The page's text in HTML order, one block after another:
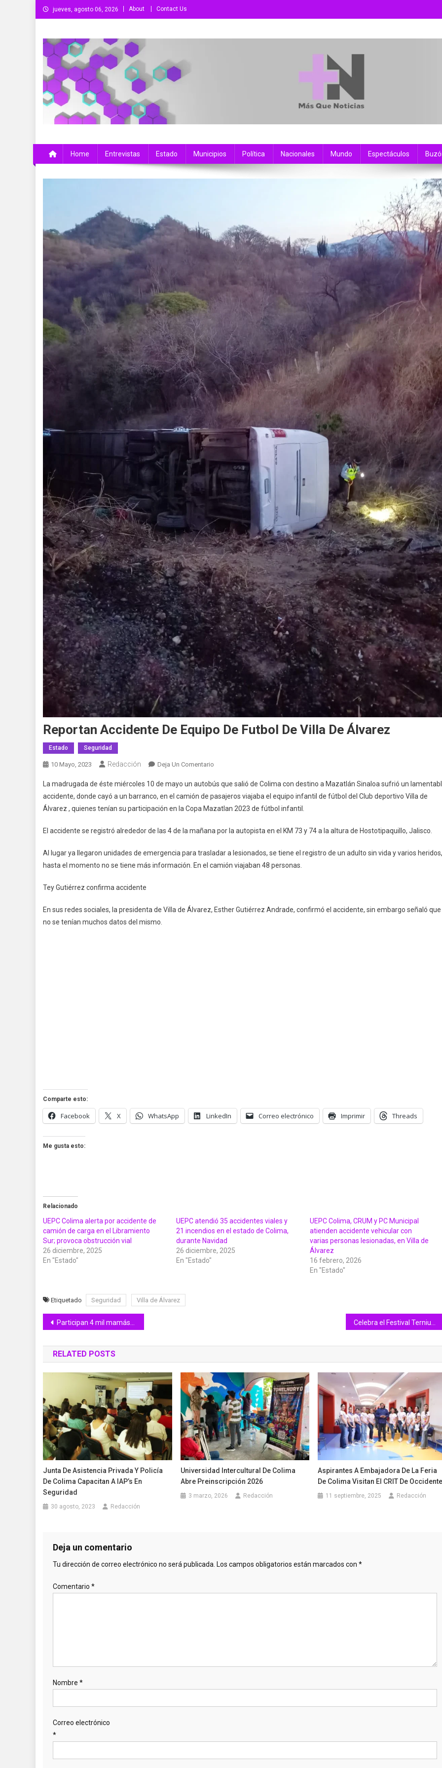
Saltar
al
jueves, agosto 06, 2026 About Contact Us
Home Entrevistas Estado Municipios Política Nacionales Mundo Espectáculos
Reportan Accidente De Equipo De Futbol De Villa De Álvarez
Estado Seguridad
10 Mayo, 2023 Redacción Deja Un Comentario
Accidente
De
Equipo
Futbol
Villa
De
La madrugada de éste miércoles 10 de mayo un autobús que salió de Colima con destino a Mazatlán Sinaloa sufrió un
accidente, donde cayó a un barranco, en el camión de pasajeros viajaba el equipo infantil de fútbol del Club deportivo Villa de
Álvarez , quienes tenían su participación en la Copa Mazatlan 2023 de fútbol infantil.
El accidente se registró alrededor de las 4 de la mañana por la autopista en el KM 73 y 74 a la altura de Hostotipaquillo, Jalisco.
Al lugar ya llegaron unidades de emergencia para trasladar a lesionados, se tiene el registro de un adulto sin vida y varios heridos,
hasta el momento no se tiene más información. En el camión viajaban 48 personas.
Tey Gutiérrez confirma accidente
En sus redes sociales, la presidenta de Villa de Álvarez, Esther Gutiérrez Andrade, confirmó el accidente, sin embargo señaló que
no se tenían muchos datos del mismo.
Comparte esto:
Facebook X WhatsApp LinkedIn Correo electrónico Imprimir Threads
Me gusta esto:
Relacionado
UEPC Colima alerta por accidente de
camión de carga en el Libramiento
Sur; provoca obstrucción vial
26 diciembre, 2025
En "Estado"
UEPC atendió 35 accidentes viales y
21 incendios en el estado de Colima,
durante Navidad
26 diciembre, 2025
En "Estado"
UEPC Colima, CRUM y PC Municipal
atienden accidente vehicular con
varias personas lesionadas, en Villa de
Álvarez
16 febrero, 2026
En "Estado"
Etiquetado Seguridad Villa de Álvarez
Navegación
de
entradas
Participan 4 mil mamás en festejo organizado por Villa de Álvarez Celebra el Festival Ternium de Cine Latinoamericano 10 años
RELATED POSTS
Junta De Asistencia Privada Y Policía
De Colima Capacitan A IAP’s En
Seguridad
30 agosto, 2023 Redacción
Universidad Intercultural De Colima
Abre Preinscripción 2026
3 marzo, 2026 Redacción
Aspirantes A Embajadora De La Feria
De Colima Visitan El CRIT De
11 septiembre, 2025 Redacción
Deja un comentario
Tu dirección de correo electrónico no será publicada. Los campos obligatorios están marcados con *
Comentario *
Nombre *
Correo electrónico
*